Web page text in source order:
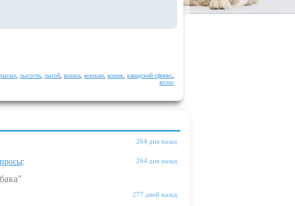
лысые лысости лысой кошки кошкам кошек канадский сфинкс
волос
264 дня назад
264 дня назад
:
277 дней назад